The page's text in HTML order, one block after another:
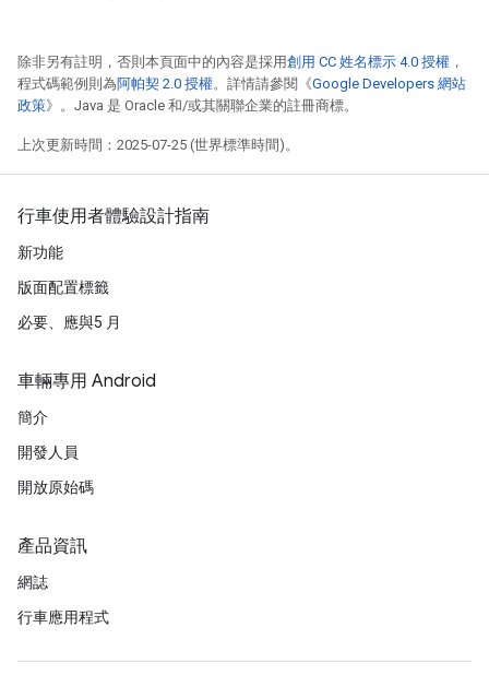
除非另有註明，否則本頁面中的內容是採用創用 CC 姓名標示 4.0 授權 ，
程式碼範例則為阿帕契 2.0 授權。詳情請參閱《Google Developers 網站
政策》。Java 是 Oracle 和/或其關聯企業的註冊商標。
上次更新時間：2025-07-25 (世界標準時間)。
行車使用者體驗設計指南
新功能
版面配置標籤
必要、應與5 月
車輛專用 Android
簡介
開發人員
開放原始碼
產品資訊
網誌
行車應用程式